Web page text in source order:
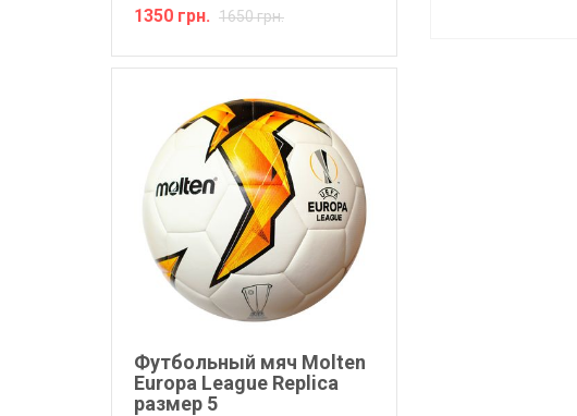
1350 грн. 1650 грн.
Футбольный мяч Molten
Europa League Replica
размер 5